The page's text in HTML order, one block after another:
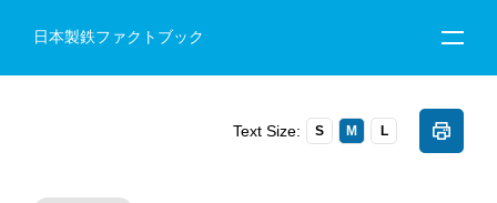
日本製鉄ファクトブック
Text Size: S M L